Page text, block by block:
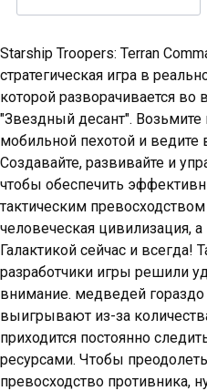
Starship Troopers: Terran
стратегическая игра в
которой разворачивается
"Звездный десант".
мобильной пехотой и ведите
Создавайте, развивайте и
чтобы обеспечить
тактическим
человеческая цивилизация,
Галактикой сейчас и всегда!
разработчики игры решили
внимание. медведей
выигрывают из-за
приходится постоянно
ресурсами. Чтобы
превосходство противника,